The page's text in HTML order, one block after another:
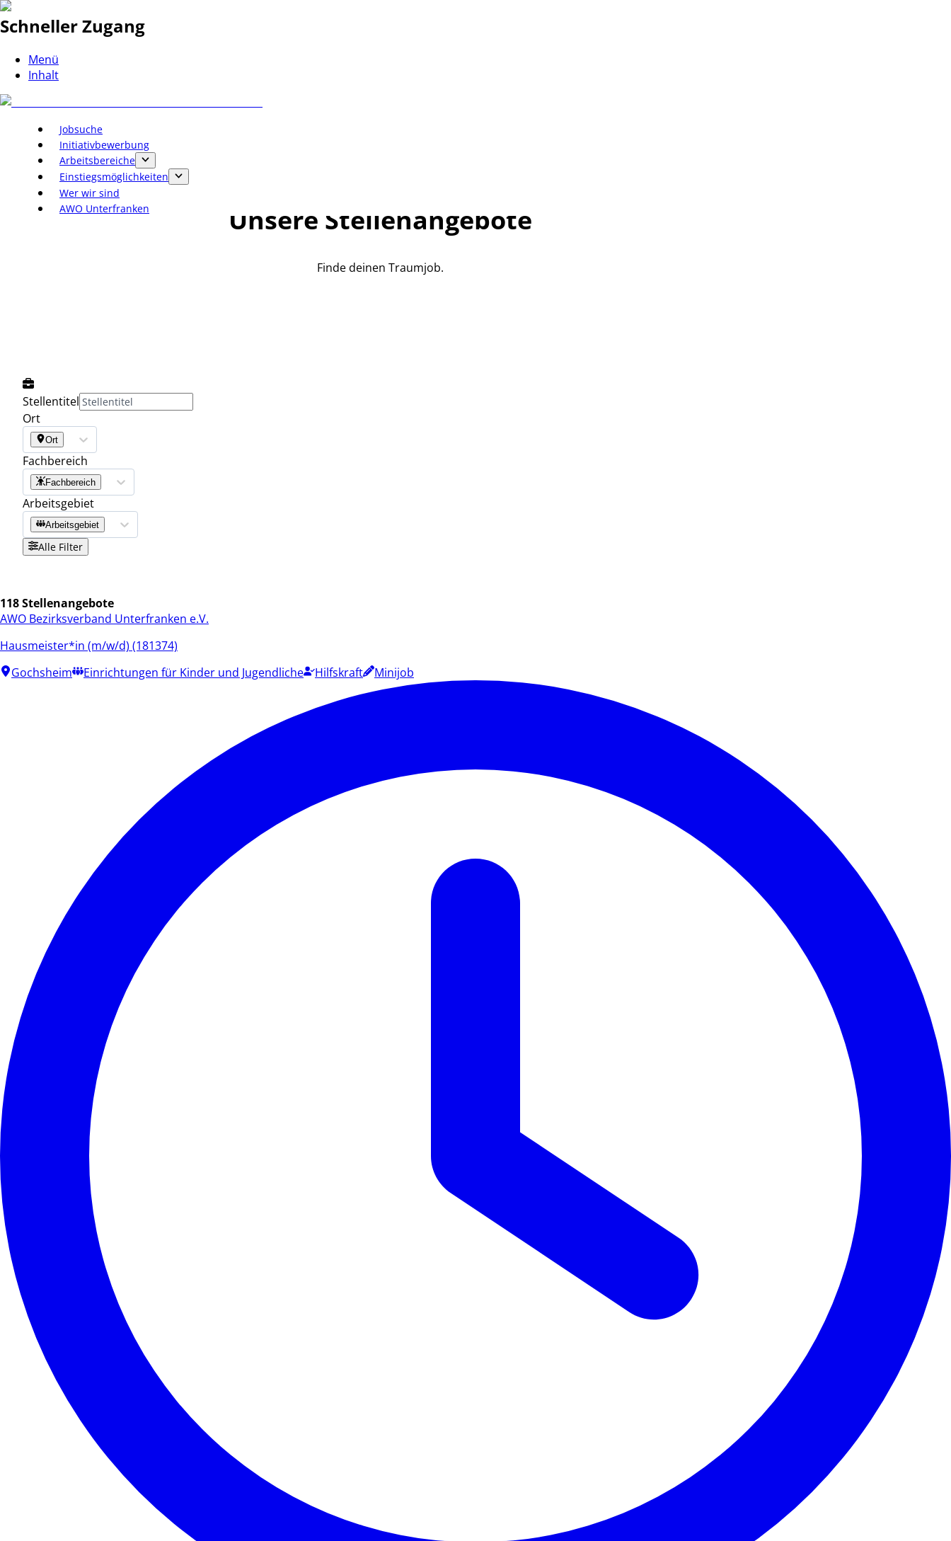
Schneller Zugang
Menü
Inhalt
Jobsuche
Initiativbewerbung
Arbeitsbereiche
Einstiegsmöglichkeiten
Wer wir sind
AWO Unterfranken
Unsere Stellenangebote
Finde deinen Traumjob.
Stellentitel
Ort
Ort
Fachbereich
Fachbereich
Arbeitsgebiet
Arbeitsgebiet
Alle Filter
118 Stellenangebote
AWO Bezirksverband Unterfranken e.V.
Hausmeister*in (m/w/d) (181374)
Gochsheim
Einrichtungen für Kinder und Jugendliche Hilfskraft Minijob